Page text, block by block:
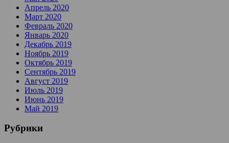
Апрель 2020
Март 2020
Февраль 2020
Январь 2020
Декабрь 2019
Ноябрь 2019
Октябрь 2019
Сентябрь 2019
Август 2019
Июль 2019
Июнь 2019
Май 2019
Рубрики